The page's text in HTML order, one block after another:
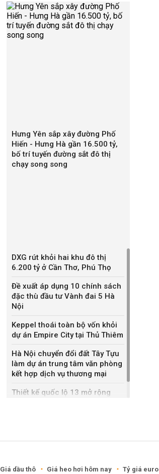
Hưng Yên sắp xây đường Phố
Hiến - Hưng Hà gần 16.500 tỷ,
bố trí tuyến đường sắt đô thị
chạy song song
DXG rút khỏi hai khu đô thị
6.200 tỷ ở Cần Thơ, Phú Thọ
Đề xuất áp dụng 10 chính sách
đặc thù đầu tư Vành đai 5 Hà
Nội
Keppel thoái toàn bộ vốn khỏi
dự án Empire City tại Thủ Thiêm
Hà Nội chuyển đổi đất Tây Tựu
làm dự án trung tâm văn phòng
kết hợp dịch vụ thương mại
Thiết kế quốc lộ 13 mở rộng
Giá dầu thô Giá heo hơi hôm nay Tỷ giá euro